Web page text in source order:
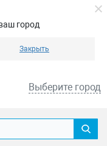
город
Закрыть
Выберите город